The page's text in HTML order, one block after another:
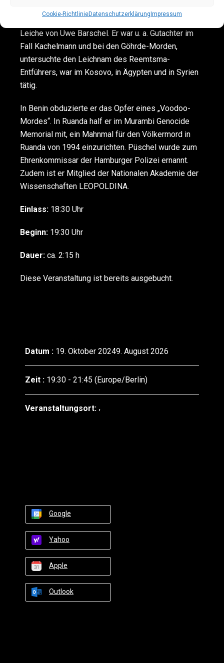
Cookie-RichtlinieDatenschutzerklärungImpressum
obduzierte er mit Rechtsmediziner Janssen die
Leiche von Uwe Barschel. Er war u. a. Gutachter im
Fall Kachelmann und bei den Göhrde-Morden,
untersuchte den Leichnam des Reemtsma-
Entführers, war im Kosovo, in Ägypten und in Syrien
tätig.
In Benin obduzierte er das Opfer eines „Voodoo-
Mordes“. In Ruanda half er im Murambi Genocide
Memorial mit, ein Mahnmal für den Völkermord in
Ruanda von 1994 einzurichten. Püschel wurde zum
Ehrenkommissar der Hamburger Polizei ernannt.
Zudem ist er Mitglied der Nationalen Akademie der
Wissenschaften LEOPOLDINA.
Einlass: 18:30 Uhr
Beginn: 19:30 Uhr
Dauer: ca. 2:15 h
Diese Veranstaltung ist bereits ausgebucht.
Datum : 19. Oktober 20249. August 2026
Zeit : 19:30 - 21:45 (Europe/Berlin)
Veranstaltungsort:
Google
Yahoo
Apple
Outlook